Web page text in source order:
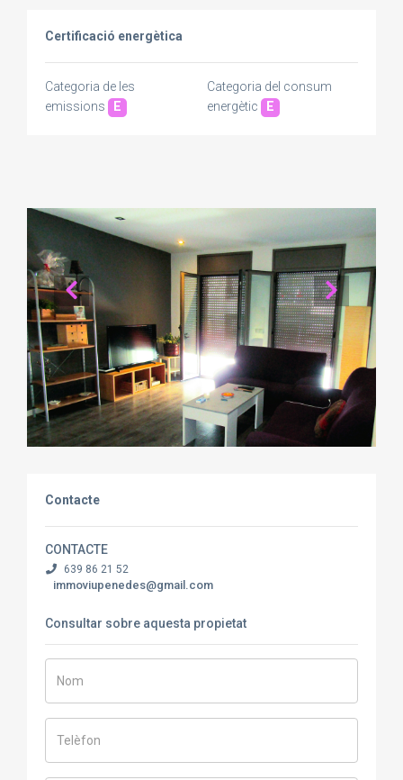
Certificació energètica
Categoria de les
emissions
E
Categoria del consum
energètic
E
Contacte
CONTACTE
639 86 21 52
immoviupenedes@gmail.com
Consultar sobre aquesta propietat